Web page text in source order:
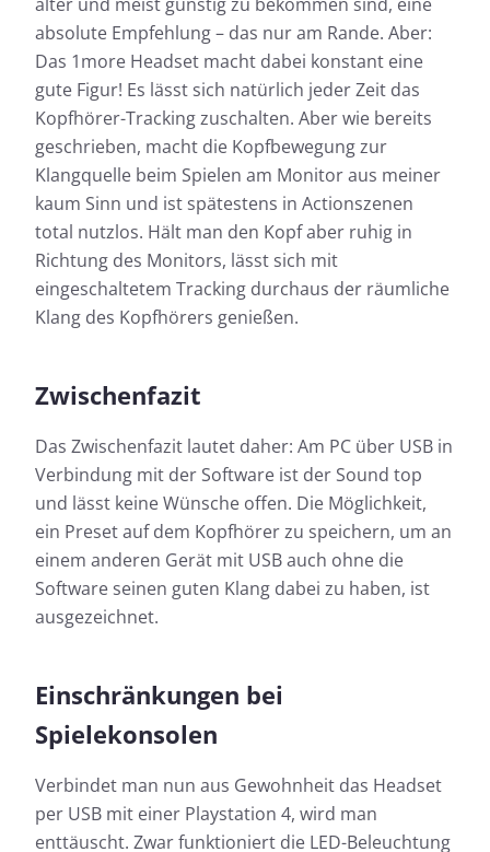
absolute Empfehlung – das nur am Rande. Aber:
Das 1more Headset macht dabei konstant eine
gute Figur! Es lässt sich natürlich jeder Zeit das
Kopfhörer-Tracking zuschalten. Aber wie bereits
geschrieben, macht die Kopfbewegung zur
Klangquelle beim Spielen am Monitor aus meiner
kaum Sinn und ist spätestens in Actionszenen
total nutzlos. Hält man den Kopf aber ruhig in
Richtung des Monitors, lässt sich mit
eingeschaltetem Tracking durchaus der räumliche
Klang des Kopfhörers genießen.
Zwischenfazit
Das Zwischenfazit lautet daher: Am PC über USB in
Verbindung mit der Software ist der Sound top
und lässt keine Wünsche offen. Die Möglichkeit,
ein Preset auf dem Kopfhörer zu speichern, um an
einem anderen Gerät mit USB auch ohne die
Software seinen guten Klang dabei zu haben, ist
ausgezeichnet.
Einschränkungen bei
Spielekonsolen
Verbindet man nun aus Gewohnheit das Headset
per USB mit einer Playstation 4, wird man
enttäuscht. Zwar funktioniert die LED-Beleuchtung